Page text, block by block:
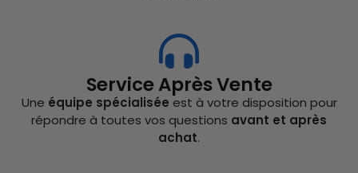
Service Après Vente
Une équipe spécialisée est à votre disposition pour
répondre à toutes vos questions avant et après
achat.